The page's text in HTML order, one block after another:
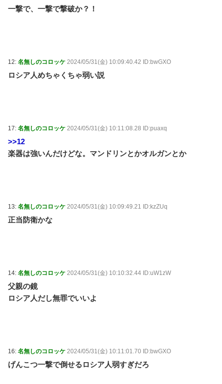
一撃で、一撃で撃破か？！
12: 名無しのコロッケ 2024/05/31(金) 10:09:40.42 ID:bwGXO
ロシア人めちゃくちゃ弱い説
17: 名無しのコロッケ 2024/05/31(金) 10:11:08.28 ID:puaxq
>>12
楽器は強いんだけどな。マンドリンとかオルガンとか
13: 名無しのコロッケ 2024/05/31(金) 10:09:49.21 ID:kzZUq
正当防衛かな
14: 名無しのコロッケ 2024/05/31(金) 10:10:32.44 ID:uW1zW
父親の鏡
ロシア人だし無罪でいいよ
16: 名無しのコロッケ 2024/05/31(金) 10:11:01.70 ID:bwGXO
げんこつ一撃で倒せるロシア人弱すぎだろ